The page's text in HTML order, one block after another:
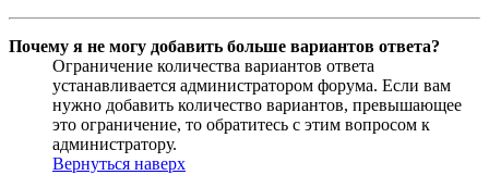
Почему я не могу добавить больше вариантов ответа?
Ограничение количества вариантов ответа
устанавливается администратором форума. Если вам
нужно добавить количество вариантов, превышающее
это ограничение, то обратитесь с этим вопросом к
администратору.
Вернуться наверх